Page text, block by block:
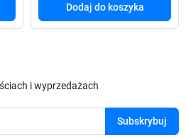
Dodaj do koszyka
i wyprzedażach